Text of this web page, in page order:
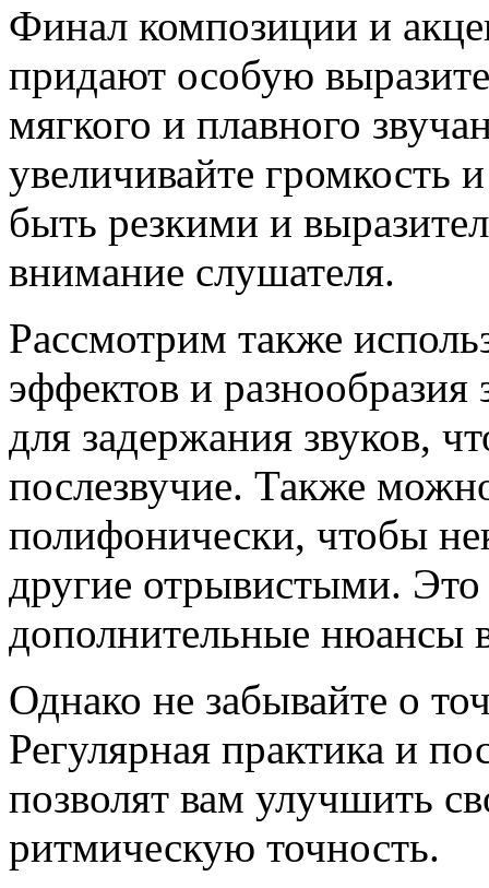
Финал композиции и
придают особую
мягкого и плавного
увеличивайте
быть резкими и
внимание слушателя.
Рассмотрим также
эффектов и разнообразия
для задержания звуков,
послезвучие. Также
полифонически, чтобы
другие отрывистыми.
дополнительные нюансы
Однако не забывайте о
Регулярная практика и
позволят вам улучшить
ритмическую точность.